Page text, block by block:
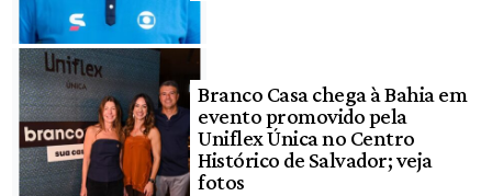
Branco Casa chega à Bahia em
evento promovido pela
Uniflex Única no Centro
Histórico de Salvador; veja
fotos